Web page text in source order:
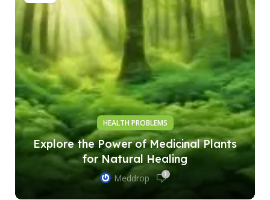
HEALTH PROBLEMS
Explore the Power of Medicinal Plants
for Natural Healing
Meddrop 1